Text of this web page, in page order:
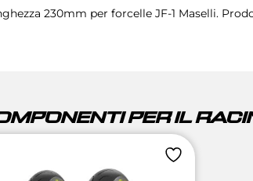
230mm per forcelle JF-1 Maselli.
PER IL